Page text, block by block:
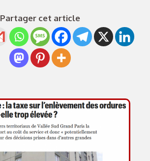
Partager cet article